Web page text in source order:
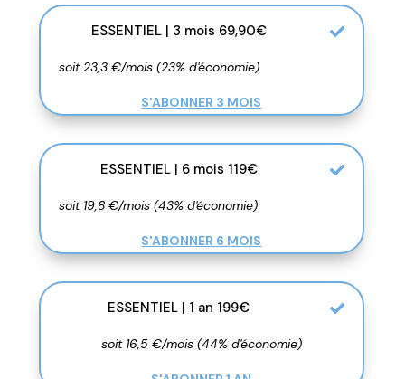
ESSENTIEL | 3 mois 69,90€
soit 23,3 €/mois (23% d'économie)
S'ABONNER 3 MOIS
ESSENTIEL | 6 mois 119€
soit 19,8 €/mois (43% d'économie)
S'ABONNER 6 MOIS
ESSENTIEL | 1 an 199€
soit 16,5 €/mois (44% d'économie)